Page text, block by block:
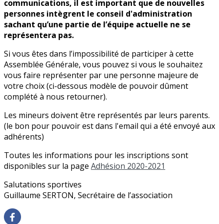
communications, il est important que de nouvelles
personnes intègrent le conseil d'administration
sachant qu’une partie de l’équipe actuelle ne se
représentera pas.
Si vous êtes dans l’impossibilité de participer à cette
Assemblée Générale, vous pouvez si vous le souhaitez
vous faire représenter par une personne majeure de
votre choix (ci-dessous modèle de pouvoir dûment
complété à nous retourner).
Les mineurs doivent être représentés par leurs parents.
(le bon pour pouvoir est dans l'email qui a été envoyé aux
adhérents)
Toutes les informations pour les inscriptions sont
disponibles sur la page Adhésion 2020-2021
Salutations sportives
Guillaume SERTON, Secrétaire de l’association